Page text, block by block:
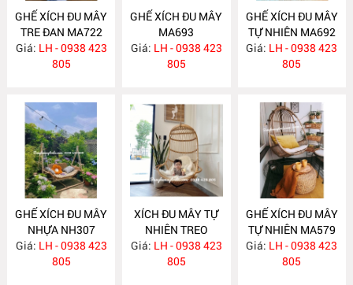
GHẾ XÍCH ĐU MÂY
TRE ĐAN MA722
Giá: LH - 0938 423
805
GHẾ XÍCH ĐU MÂY
MA693
Giá: LH - 0938 423
805
GHẾ XÍCH ĐU MÂY
TỰ NHIÊN MA692
Giá: LH - 0938 423
805
GHẾ XÍCH ĐU MÂY
NHỰA NH307
Giá: LH - 0938 423
805
XÍCH ĐU MÂY TỰ
NHIÊN TREO
TRẦN NHÀ MA580
Giá: LH - 0938 423
805
GHẾ XÍCH ĐU MÂY
TỰ NHIÊN MA579
Giá: LH - 0938 423
805